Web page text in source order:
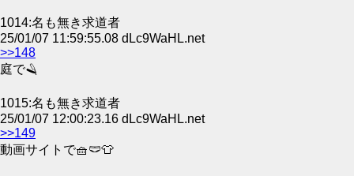
1014:名も無き求道者
25/01/07 11:59:55.08 dLc9WaHL.net
>>148
庭で🪒
1015:名も無き求道者
25/01/07 12:00:23.16 dLc9WaHL.net
>>149
動画サイトで🧺🩲👕